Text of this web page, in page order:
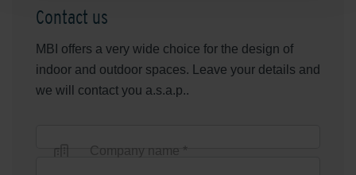
Contact us
MBI offers a very wide choice for the design of
indoor and outdoor spaces. Leave your details and
we will contact you a.s.a.p..
Company name *